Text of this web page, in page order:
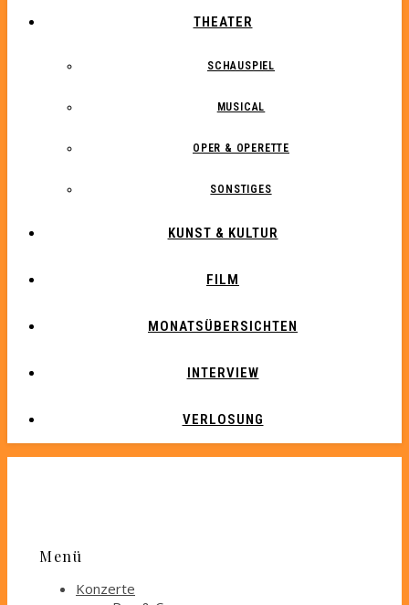
THEATER
SCHAUSPIEL
MUSICAL
OPER & OPERETTE
SONSTIGES
KUNST & KULTUR
FILM
MONATSÜBERSICHTEN
INTERVIEW
VERLOSUNG
Menü
Konzerte